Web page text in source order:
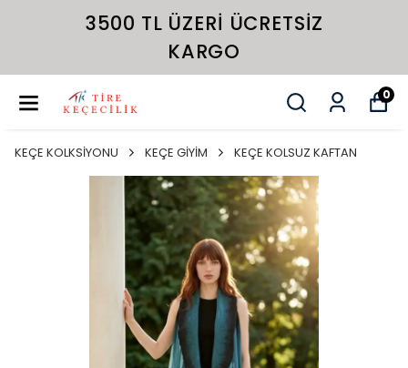
3500 TL ÜZERI ÜCRETSIZ
KARGO
0
KEÇE KOLKSİYONU KEÇE GİYİM KEÇE KOLSUZ KAFTAN